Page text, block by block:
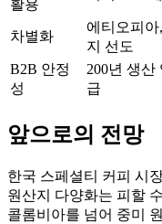
활용
차별화
에티오피
지 선도
B2B 안정
성
200년 생산
급
앞으로의 전망
한국 스페셜티 커피 시
원산지 다양화는 피할
콜롬비아를 넘어 중미